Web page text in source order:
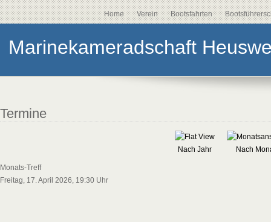
Home Verein Bootsfahrten
Marinekameradschaft
Termine
Nach Jahr Nach
Monats-Treff
Freitag, 17. April 2026, 19:30 Uhr